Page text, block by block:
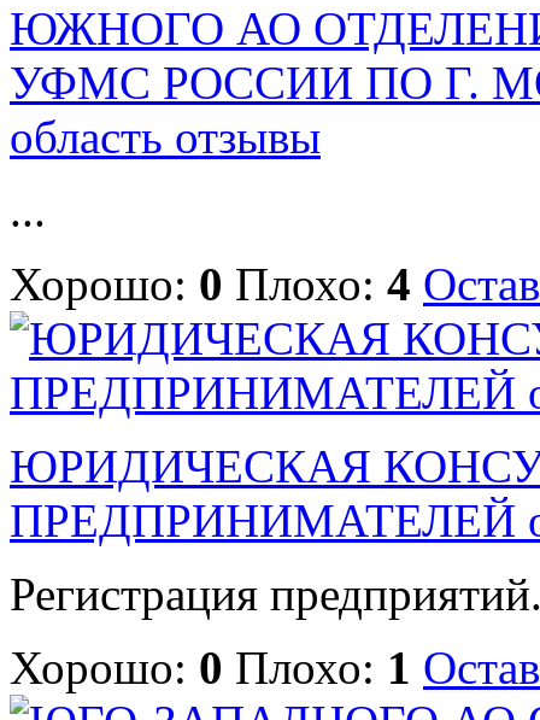
ЮЖНОГО АО
УФМС РОССИИ ПО Г.
область отзывы
...
Хорошо: 0 Плохо: 4
ЮРИДИЧЕСКАЯ
ПРЕДПРИНИМАТЕЛЕЙ
Регистрация
Хорошо: 0 Плохо: 1